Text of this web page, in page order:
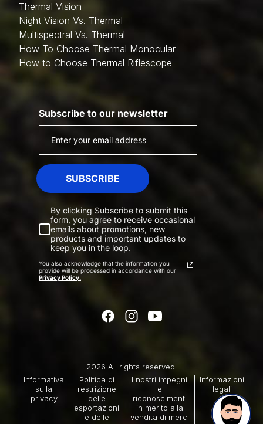
Thermal Vision
Night Vision Vs. Thermal
Multispectral Vs. Thermal
How To Choose Thermal Monocular
How to Choose Thermal Riflescope
Subscribe to our newsletter
SUBSCRIBE
By clicking Subscribe to submit this
form, you agree to receive occasional
emails about promotions, new
products and important updates to
keep you in the loop.
You also acknowledge that the information you
provide will be processed in accordance with our
Privacy Policy.
2026 All rights reserved.
Informativa
sulla
privacy
Politica di
restrizione
delle
esportazioni
e delle
I nostri impegni
e
riconoscimenti
in merito alla
vendita di merci
Informazioni
legali